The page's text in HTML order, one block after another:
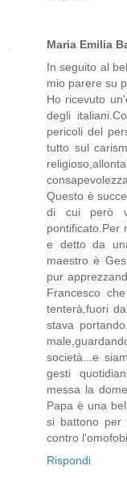
Maria Emilia
In seguito al
mio parere su
Ho ricevuto
degli
pericoli del
tutto sul
Questo è
di cui però
pontificato.Per
e detto da
maestro è
pur
Francesco
tenterà,fuori
stava
società...e
gesti
messa la
Papa è una
si battono per
contro
Rispondi